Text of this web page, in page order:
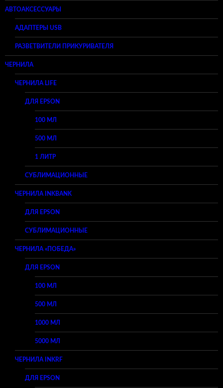
АВТОАКСЕССУАРЫ
АДАПТЕРЫ USB
РАЗВЕТВИТЕЛИ ПРИКУРИВАТЕЛЯ
ЧЕРНИЛА
ЧЕРНИЛА LIFE
ДЛЯ EPSON
100 МЛ
500 МЛ
1 ЛИТР
СУБЛИМАЦИОННЫЕ
ЧЕРНИЛА INKBANK
ДЛЯ EPSON
СУБЛИМАЦИОННЫЕ
ЧЕРНИЛА «ПОБЕДА»
ДЛЯ EPSON
100 МЛ
500 МЛ
1000 МЛ
5000 МЛ
ЧЕРНИЛА INKRF
ДЛЯ EPSON